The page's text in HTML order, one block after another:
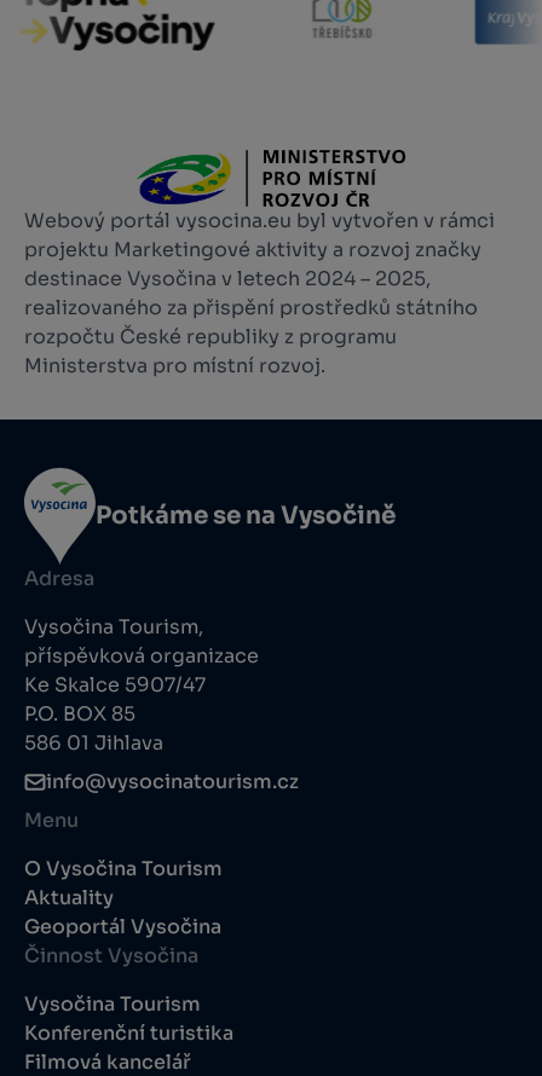
Webový portál vysocina.eu byl vytvořen v rámci
projektu Marketingové aktivity a rozvoj značky
destinace Vysočina v letech 2024 – 2025,
realizovaného za přispění prostředků státního
rozpočtu České republiky z programu
Ministerstva pro místní rozvoj.
Potkáme se na Vysočině
Adresa
Vysočina Tourism,
příspěvková organizace
Ke Skalce 5907/47
P.O. BOX 85
586 01 Jihlava
info@vysocinatourism.cz
Menu
O Vysočina Tourism
Aktuality
Geoportál Vysočina
Činnost Vysočina
Vysočina Tourism
Konferenční turistika
Filmová kancelář